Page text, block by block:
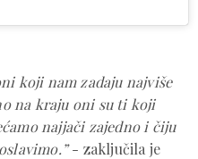
koji nam zadaju najviše
na kraju oni su ti koji
najjači zajedno i čiju
- zaključila je